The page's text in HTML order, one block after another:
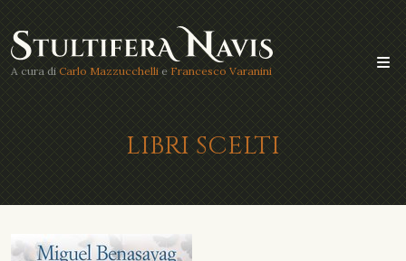
A cura di Carlo Mazzucchelli e Francesco Varanini
LIBRI SCELTI